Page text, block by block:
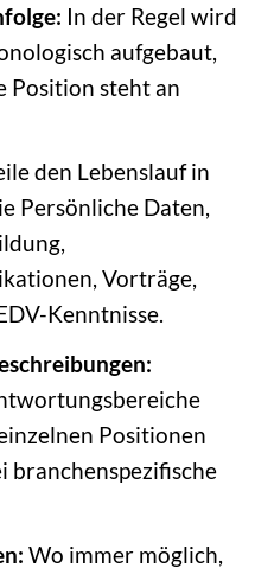
In der Regel wird
aufgebaut,
Position steht an
den Lebenslauf in
Persönliche Daten,
Vorträge,
Kenntnisse.
Positionen
branchenspezifische
Wo immer möglich,